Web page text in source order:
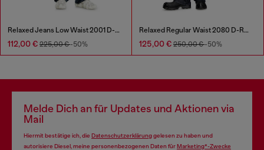
Relaxed Jeans Low Waist 2001 D-Macro
112,00 € 225,00 €-50%
Relaxed Regular Waist 2080 D-Reel Joggjeans®
125,00 € 250,00 €-50%
Melde Dich an für Updates und Aktionen via
Mail
Hiermit bestätige ich, die Datenschutzerklärunggelesen zu haben und
autorisiere Diesel, meine personenbezogenen Daten fürMarketing*-Zwecke